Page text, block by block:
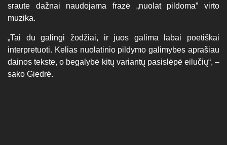
sraute dažnai naudojama frazė „nuolat pildoma” virto
muzika.
„Tai du galingi žodžiai, ir juos galima labai poetiškai
interpretuoti. Kelias nuolatinio pildymo galimybes aprašiau
dainos tekste, o begalybė kitų variantų pasislėpė eilučių“, –
sako Giedrė.